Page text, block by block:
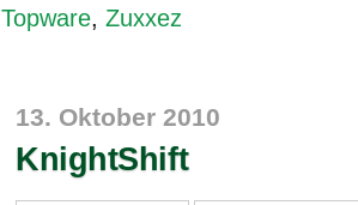
Topware, Zuxxez
13. Oktober 2010
KnightShift